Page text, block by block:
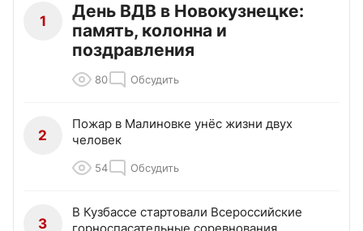
1
День ВДВ в Новокузнецке:
память, колонна и
поздравления
80 Обсудить
2
Пожар в Малиновке унёс жизни двух
человек
54 Обсудить
3
В Кузбассе стартовали Всероссийские